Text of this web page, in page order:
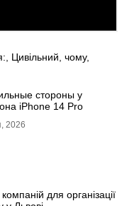
, Цивільний, чому,
стороны у
iPhone 14 Pro
2026
для організації